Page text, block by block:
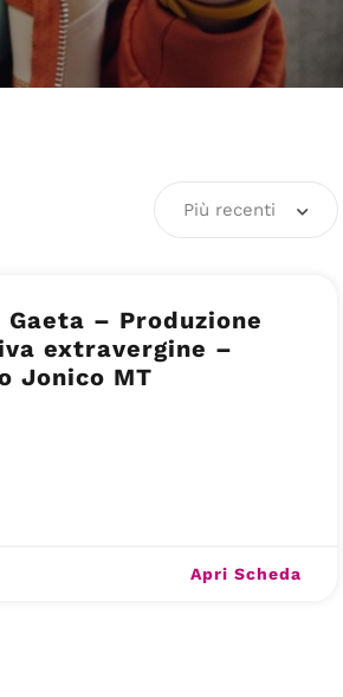
Più recenti
– Produzione
extravergine –
Jonico MT
Apri Scheda